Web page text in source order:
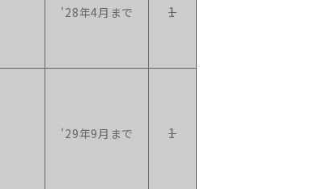
'28年4月まで 1
'29年9月まで 1